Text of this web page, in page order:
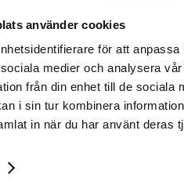
använder cookies
för att
medier och analysera
från din enhet till de
i sin tur kombinera
in när du har använt deras